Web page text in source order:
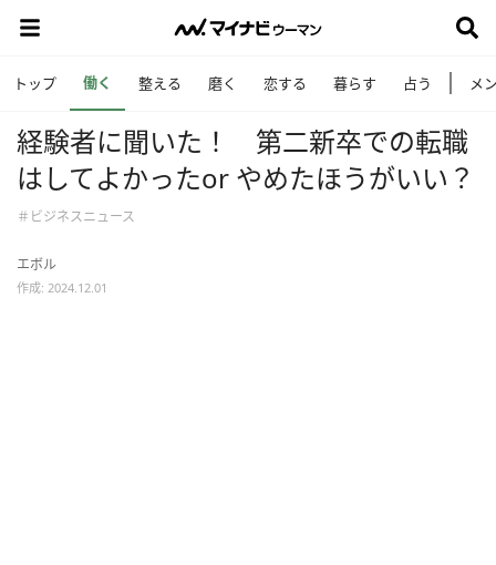
トップ 働く 整える 磨く 恋する 暮らす 占う メ
経験者に聞いた！ 第二新卒での転職
はしてよかったor やめたほうがいい？
＃ビジネスニュース
エボル
作成: 2024.12.01